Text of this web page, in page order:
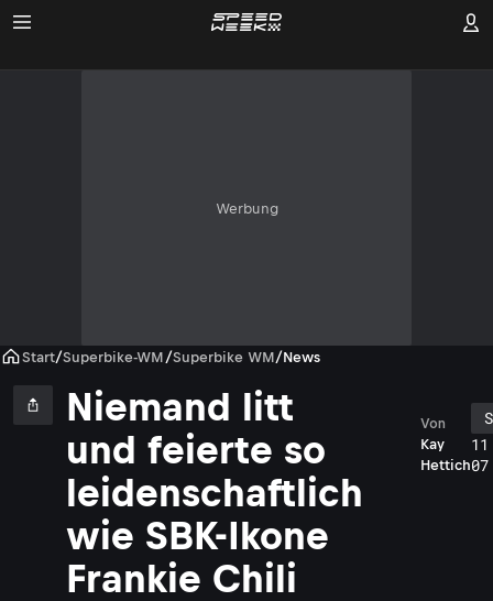
Werbung
Start/Superbike-WM /Superbike WM/News
Niemand litt
und feierte so
leidenschaftlich
wie SBK-Ikone
Frankie Chili
Kay
Hettich
Von